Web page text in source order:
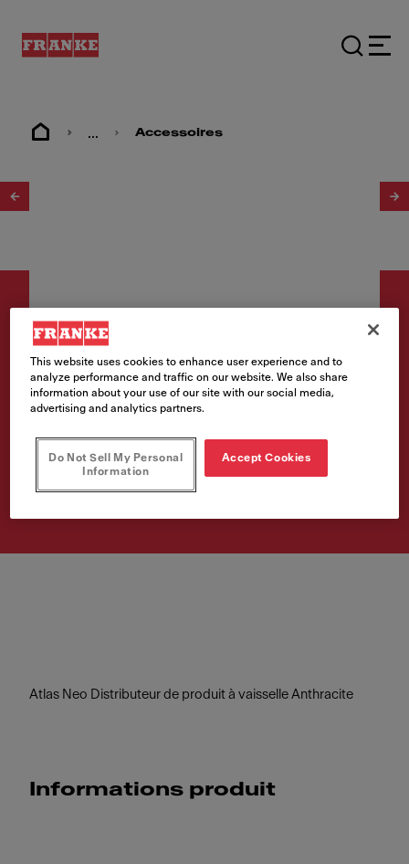
... Accessoires
Accessoires
Distributeur de produit à
Numéro d'article
112.0717.103
Atlas Neo Distributeur de produit à vaisselle Anthracite
Informations produit
This website uses cookies to enhance user experience and to
analyze performance and traffic on our website. We also share
information about your use of our site with our social media,
advertising and analytics partners.
Do Not Sell My Personal
Information
Accept Cookies